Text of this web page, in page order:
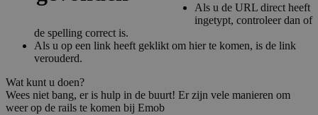
Als u de URL direct heeft
ingetypt, controleer dan of
de spelling correct is.
Als u op een link heeft geklikt om hier te komen, is de link
verouderd.
Wat kunt u doen?
Wees niet bang, er is hulp in de buurt! Er zijn vele manieren om
weer op de rails te komen bij Emob